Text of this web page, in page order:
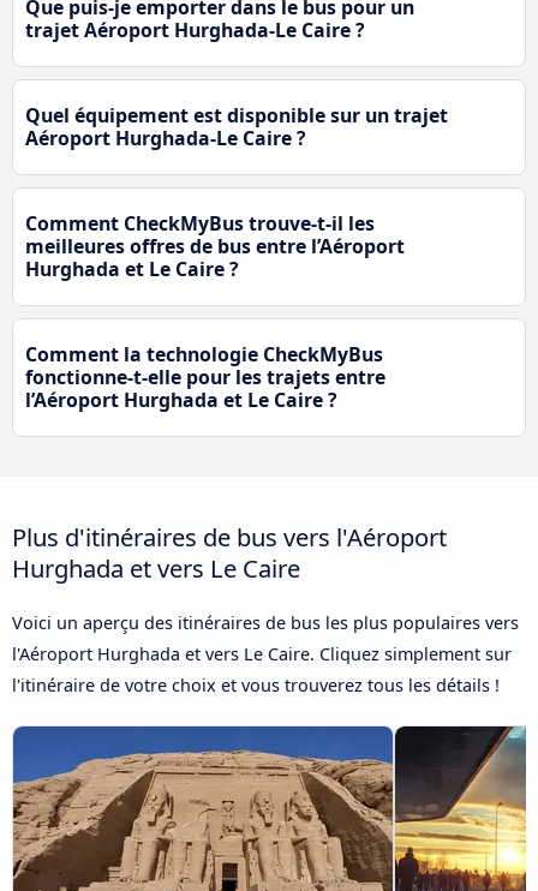
Que puis-je emporter dans le bus pour un
trajet Aéroport Hurghada-Le Caire ?
Quel équipement est disponible sur un trajet
Aéroport Hurghada-Le Caire ?
Comment CheckMyBus trouve-t-il les
meilleures offres de bus entre l’Aéroport
Hurghada et Le Caire ?
Comment la technologie CheckMyBus
fonctionne-t-elle pour les trajets entre
l’Aéroport Hurghada et Le Caire ?
Plus d'itinéraires de bus vers l'Aéroport
Hurghada et vers Le Caire
Voici un aperçu des itinéraires de bus les plus populaires vers
l'Aéroport Hurghada et vers Le Caire. Cliquez simplement sur
l'itinéraire de votre choix et vous trouverez tous les détails !